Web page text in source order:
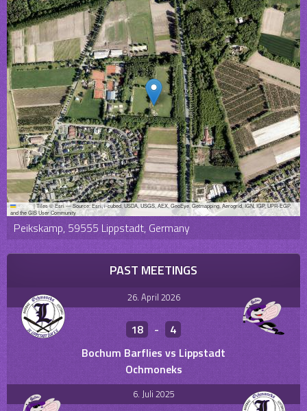
Leaflet|Tiles © Esri — Source: Esri, i-cubed, USDA, USGS, AEX, GeoEye, Getmapping, Aerogrid, IGN, IGP, UPR-EGP,
and the GIS User Community
Peikskamp, 59555 Lippstadt, Germany
PAST MEETINGS
26. April 2026
18 -
4
Bochum Barflies vs Lippstadt
Ochmoneks
6. Juli 2025